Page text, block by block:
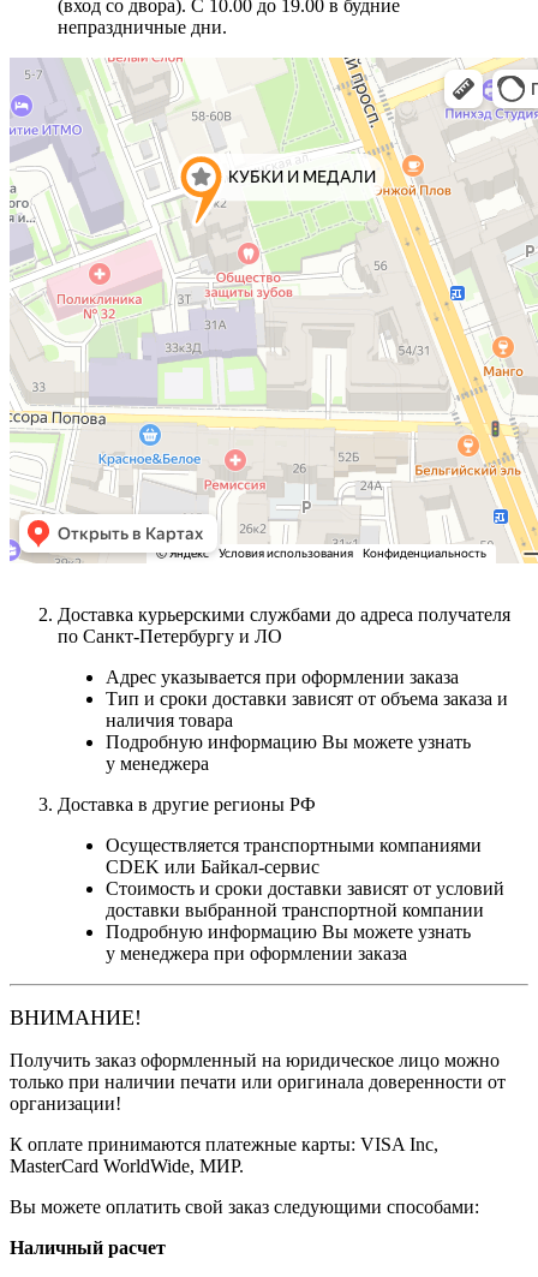
(вход со двора). С 10.00 до 19.00 в будние
непраздничные дни.
Доставка курьерскими службами до адреса получателя
по Санкт-Петербургу и ЛО
Адрес указывается при оформлении заказа
Тип и сроки доставки зависят от объема заказа и
наличия товара
Подробную информацию Вы можете узнать
у менеджера
Доставка в другие регионы РФ
Осуществляется транспортными компаниями
CDEK или Байкал-сервис
Стоимость и сроки доставки зависят от условий
доставки выбранной транспортной компании
Подробную информацию Вы можете узнать
у менеджера при оформлении заказа
ВНИМАНИЕ!
Получить заказ оформленный на юридическое лицо можно
только при наличии печати или оригинала доверенности от
организации!
К оплате принимаются платежные карты: VISA Inc,
MasterCard WorldWide, МИР.
Вы можете оплатить свой заказ следующими способами:
Наличный расчет